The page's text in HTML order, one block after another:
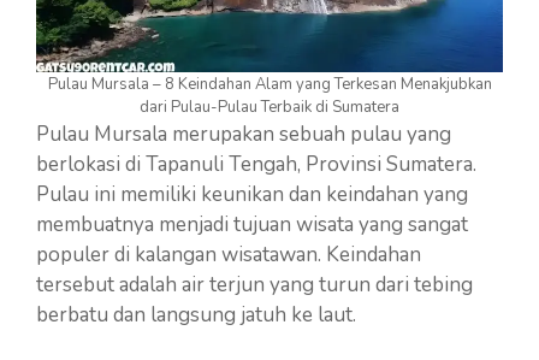
Pulau Mursala – 8 Keindahan Alam yang Terkesan Menakjubkan
dari Pulau-Pulau Terbaik di Sumatera
Pulau Mursala merupakan sebuah pulau yang
berlokasi di Tapanuli Tengah, Provinsi Sumatera.
Pulau ini memiliki keunikan dan keindahan yang
membuatnya menjadi tujuan wisata yang sangat
populer di kalangan wisatawan. Keindahan
tersebut adalah air terjun yang turun dari tebing
berbatu dan langsung jatuh ke laut.